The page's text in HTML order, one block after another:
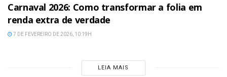
Carnaval 2026: Como transformar a folia em
renda extra de verdade
7 DE FEVEREIRO DE 2026, 10:19H
LEIA MAIS